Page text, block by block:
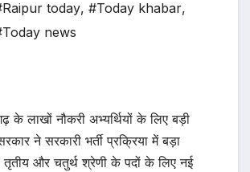
today, #Today khabar,
news
के लाखों नौकरी अभ्यर्थियों के लिए बड़ी
ने सरकारी भर्ती प्रक्रिया में बड़ा
और चतुर्थ श्रेणी के पदों के लिए नई